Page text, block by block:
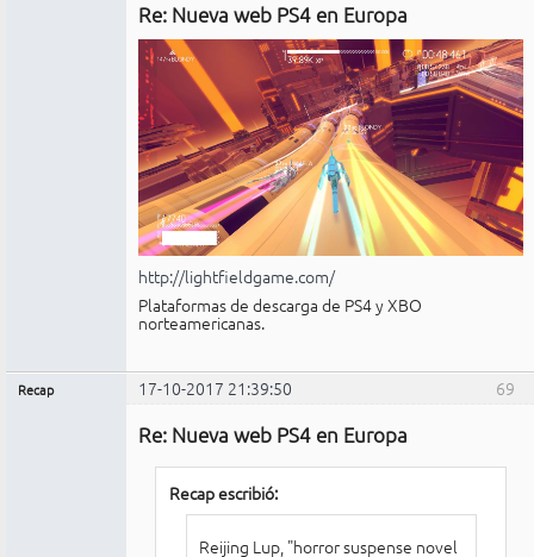
Re: Nueva web PS4 en Europa
http://lightfieldgame.com/
Plataformas de descarga de PS4 y XBO
norteamericanas.
69
Recap 17-10-2017 21:39:50
Re: Nueva web PS4 en Europa
Recap escribió:
Reijing Lup, "horror suspense novel